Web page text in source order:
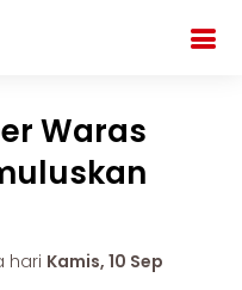
Waras
hari Kamis, 10 Sep